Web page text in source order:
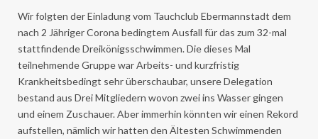
Wir folgten der Einladung vom Tauchclub Ebermannstadt dem
nach 2 Jähriger Corona bedingtem Ausfall für das zum 32-mal
stattfindende Dreikönigsschwimmen. Die dieses Mal
teilnehmende Gruppe war Arbeits- und kurzfristig
Krankheitsbedingt sehr überschaubar, unsere Delegation
bestand aus Drei Mitgliedern wovon zwei ins Wasser gingen
und einem Zuschauer. Aber immerhin könnten wir einen Rekord
aufstellen, nämlich wir hatten den Ältesten Schwimmenden